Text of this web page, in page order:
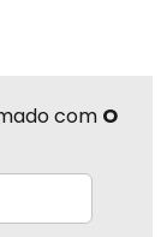
com O